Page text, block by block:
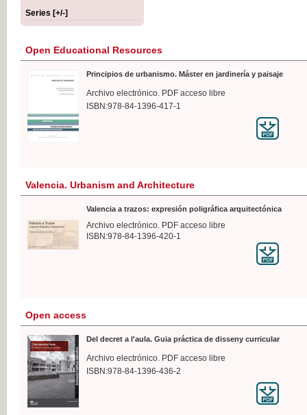
Series [+/-]
Open Educational Resources
Principios de urbanismo. Máster en jardinería y paisaje
Archivo electrónico. PDF acceso libre
ISBN:978-84-1396-417-1
Valencia. Urbanism and Architecture
Valencia a trazos: expresión poligráfica arquitectónica
Archivo electrónico. PDF acceso libre
ISBN:978-84-1396-420-1
Open access
Del decret a l'aula. Guia práctica de disseny curricular
Archivo electrónico. PDF acceso libre
ISBN:978-84-1396-436-2